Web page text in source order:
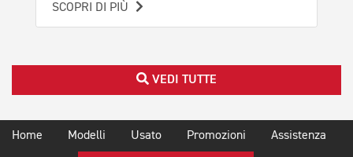
SCOPRI DI PIÙ
VEDI TUTTE
Home Modelli Usato Promozioni Assistenza